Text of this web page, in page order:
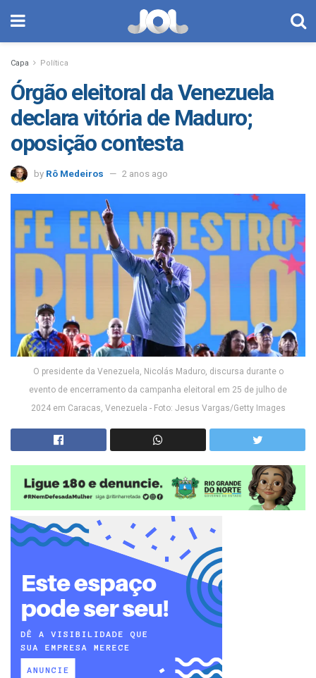
Capa Política
Órgão eleitoral da Venezuela
declara vitória de Maduro;
oposição contesta
by Rô Medeiros 2 anos ago
O presidente da Venezuela, Nicolás Maduro, discursa durante o
evento de encerramento da campanha eleitoral em 25 de julho de
2024 em Caracas, Venezuela - Foto: Jesus Vargas/Getty Images